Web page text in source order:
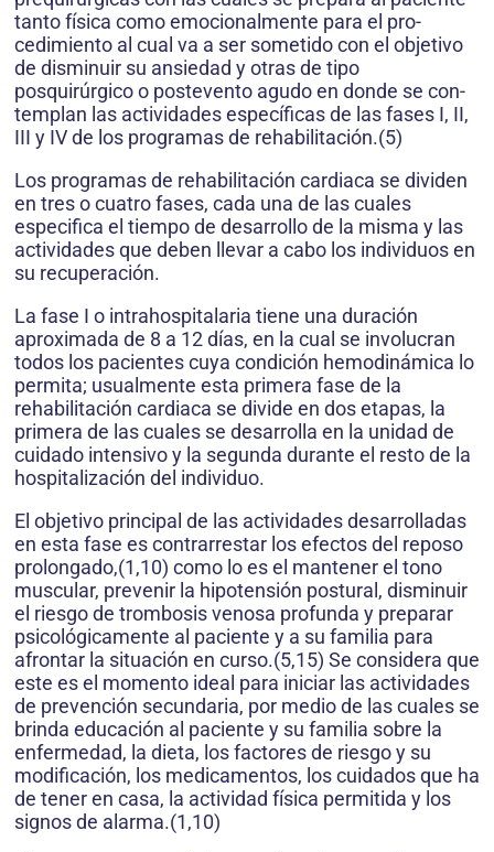
tanto fí­sica como emocionalmente para el pro­
cedimiento al cual va a ser sometido con el objetivo
de disminuir su ansie­dad y otras de tipo
posquirúrgico o postevento agudo en donde se con­
templan las actividades específicas de las fases I, II,
III y IV de los programas de rehabilitación.(5)
Los programas de rehabilitación car­diaca se dividen
en tres o cuatro fases, cada una de las cuales
especifica el tiempo de desarrollo de la misma y las
actividades que deben llevar a cabo los individuos en
su recupera­ción.
La fase I o intrahospitalaria tiene una duración
aproximada de 8 a 12 días, en la cual se involucran
todos los pa­cientes cuya condición hemodinámi­ca lo
permita; usualmente esta prime­ra fase de la
rehabilitación cardiaca se divide en dos etapas, la
primera de las cuales se desarrolla en la unidad de
cuidado intensivo y la segunda du­rante el resto de la
hospitalización del individuo.
El objetivo principal de las actividades desarrolladas
en esta fase es contrarrestar los efectos del reposo
prolongado,(1,10) como lo es el mante­ner el tono
muscular, prevenir la hi­potensión postural, disminuir
el ries­go de trombosis venosa profunda y preparar
psicológicamente al pacien­te y a su familia para
afrontar la si­tuación en curso.(5,15) Se considera que
este es el momento ideal para iniciar las actividades
de prevención secun­daria, por medio de las cuales se
brin­da educación al paciente y su familia sobre la
enfermedad, la dieta, los fac­tores de riesgo y su
modificación, los medicamentos, los cuidados que ha
de tener en casa, la actividad física per­mitida y los
signos de alarma.(1,10)